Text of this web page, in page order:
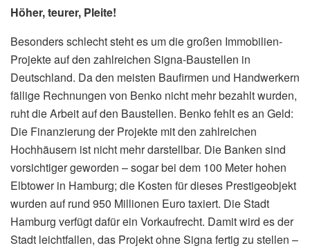
Höher, teurer, Pleite!
Besonders schlecht steht es um die großen Immobilien-
Projekte auf den zahlreichen Signa-Baustellen in
Deutschland. Da den meisten Baufirmen und Handwerkern
fällige Rechnungen von Benko nicht mehr bezahlt wurden,
ruht die Arbeit auf den Baustellen. Benko fehlt es an Geld:
Die Finanzierung der Projekte mit den zahlreichen
Hochhäusern ist nicht mehr darstellbar. Die Banken sind
vorsichtiger geworden – sogar bei dem 100 Meter hohen
Elbtower in Hamburg; die Kosten für dieses Prestigeobjekt
wurden auf rund 950 Millionen Euro taxiert. Die Stadt
Hamburg verfügt dafür ein Vorkaufrecht. Damit wird es der
Stadt leichtfallen, das Projekt ohne Signa fertig zu stellen –